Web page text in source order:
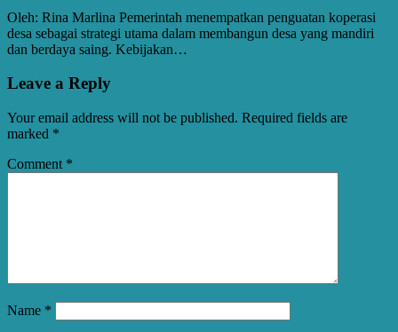
Oleh: Rina Marlina Pemerintah menempatkan penguatan koperasi
desa sebagai strategi utama dalam membangun desa yang mandiri
dan berdaya saing. Kebijakan…
Leave a Reply
Your email address will not be published. Required fields are
marked *
Comment *
Name *